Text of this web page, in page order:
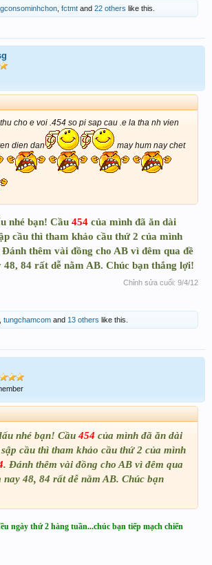
fctmt and 22 others like this.
cho e voi .454 so pi sap cau .e la tha nh vien
dien dan may hum nay chet
nhé bạn! Cầu 454 của mình đã ăn dài
cầu thì tham khảo cầu thứ 2 của mình
Đánh thêm vài đồng cho AB vì đêm qua đề
48, 84 rất dễ nằm AB. Chúc bạn thắng lợi!
Chỉnh sửa cuối: 9/4/12
tungchamcom and 13 others like this.
nhé bạn! Cầu454 của mình đã ăn dài
cầu thì tham khảo cầu thứ 2 của mình
. Đánh thêm vài đồng cho AB vì đêm qua
nay 48, 84 rất dễ nằm AB. Chúc bạn
ngày thứ 2 hàng tuần...chúc bạn tiếp mạch chiến